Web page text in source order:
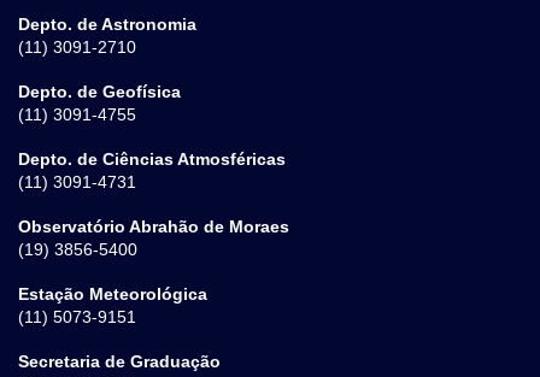
Depto. de Astronomia
(11) 3091-2710
Depto. de Geofísica
(11) 3091-4755
Depto. de Ciências Atmosféricas
(11) 3091-4731
Observatório Abrahão de Moraes
(19) 3856-5400
Estação Meteorológica
(11) 5073-9151
Secretaria de Graduação